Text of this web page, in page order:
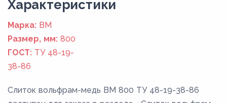
Xарактеристики
Марка: ВМ
Размер, мм: 800
ГОСТ: ТУ 48-19-
38-86
Слиток вольфрам-медь ВМ 800 ТУ 48-19-38-86